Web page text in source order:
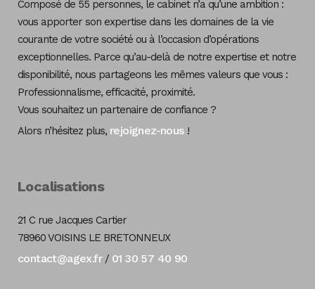
Composé de 55 personnes, le cabinet n’a qu’une ambition :
vous apporter son expertise dans les domaines de la vie
courante de votre société ou à l’occasion d’opérations
exceptionnelles. Parce qu’au-delà de notre expertise et notre
disponibilité, nous partageons les mêmes valeurs que vous :
Professionnalisme, efficacité, proximité.
Vous souhaitez un partenaire de confiance ?
Alors n’hésitez plus, rejoignez-nous!
Localisations
21 C rue Jacques Cartier
78960 VOISINS LE BRETONNEUX
contact@agex.fr/ 01 30 57 40 90